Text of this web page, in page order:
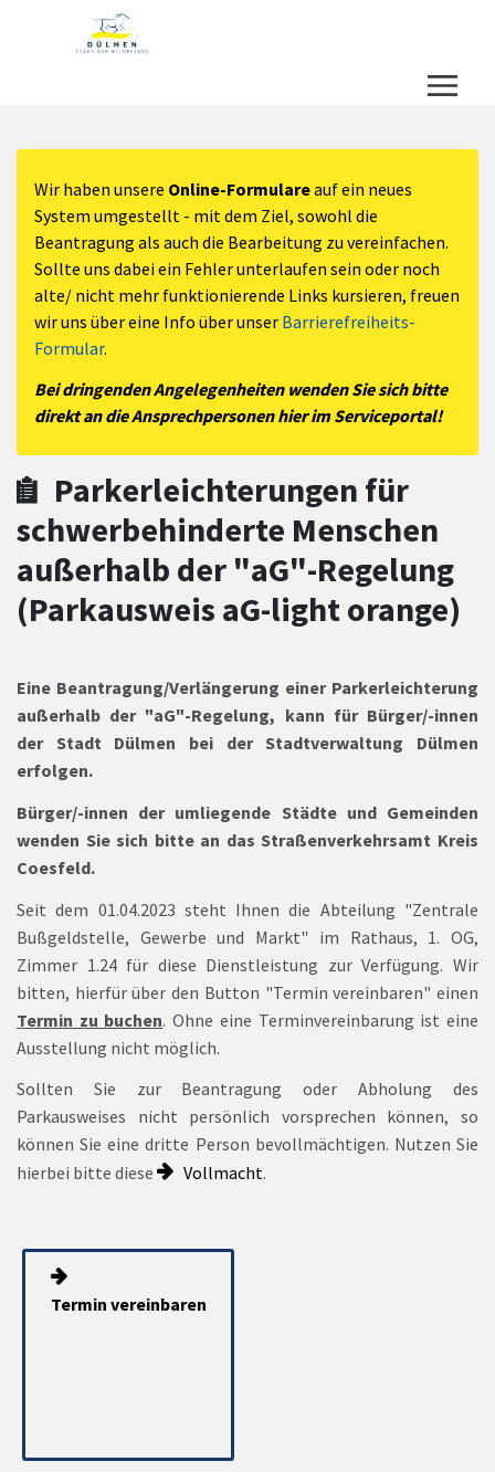
Zum Header
Zum Hauptinhalt
Zum Footer
Zum Hauptinhalt springen
Wir haben unsere Online-Formulareauf ein neues
System umgestellt - mit dem Ziel, sowohl die
Beantragung als auch die Bearbeitung zu vereinfachen.
Sollte uns dabei ein Fehler unterlaufen sein oder noch
alte/ nicht mehr funktionierende Links kursieren, freuen
wir uns über eine Info über unser Barrierefreiheits-
Formular.
Bei dringenden Angelegenheiten wenden Sie sich bitte
direkt an die Ansprechpersonen hier im Serviceportal!
Parkerleichterungen für
schwerbehinderte Menschen
außerhalb der "aG"-Regelung
(Parkausweis aG-light orange)
Eine Beantragung/Verlängerung einer Parkerleichterung
außerhalb der "aG"-Regelung, kann für Bürger/-innen
der Stadt Dülmen bei der Stadtverwaltung Dülmen
erfolgen.
Bürger/-innen der umliegende Städte und Gemeinden
wenden Sie sich bitte an das Straßenverkehrsamt Kreis
Coesfeld.
Seit dem 01.04.2023 steht Ihnen die Abteilung "Zentrale
Bußgeldstelle, Gewerbe und Markt" im Rathaus, 1. OG,
Zimmer 1.24 für diese Dienstleistung zur Verfügung. Wir
bitten, hierfür über den Button "Termin vereinbaren" einen
Termin zu buchen. Ohne eine Terminvereinbarung ist eine
Ausstellung nicht möglich.
Sollten Sie zur Beantragung oder Abholung des
Parkausweises nicht persönlich vorsprechen können, so
können Sie eine dritte Person bevollmächtigen. Nutzen Sie
hierbei bitte diese
Vollmacht.
Termin vereinbaren